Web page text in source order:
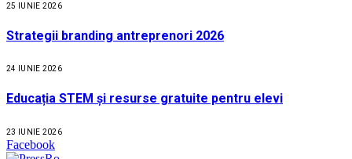
25 IUNIE 2026
Strategii branding antreprenori 2026
24 IUNIE 2026
Educația STEM și resurse gratuite pentru elevi
23 IUNIE 2026
Facebook